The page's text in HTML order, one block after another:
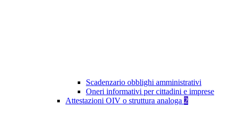
Scadenzario obblighi amministrativi
Oneri informativi per cittadini e imprese
Attestazioni OIV o struttura analoga 2